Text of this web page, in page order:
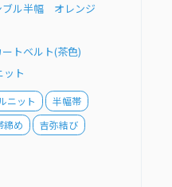
ブル半幅 オレンジ
トベルト(茶色)
ト
ニット
半幅帯
締め
吉弥結び